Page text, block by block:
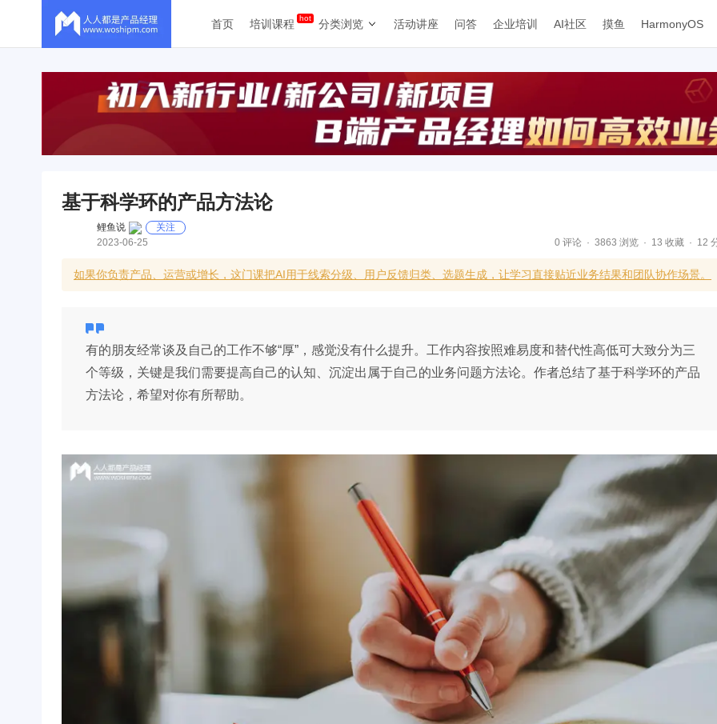
首页 培训课程 分类浏览 活动讲座 问答 企业培训 AI社区 摸鱼 HarmonyOS
基于科学环的产品方法论
鲤鱼说
关注
2023-06-25
0 评论 3863 浏览 13 收藏 12
如果你负责产品、运营或增长，这门课把AI用于线索分级、用户反馈归类、选题生成，让学习直接贴近业务结果和团队协作场景。
有的朋友经常谈及自己的工作不够“厚”，感觉没有什么提升。工作内容按照难易度和替代性高低可大致分为三
个等级，关键是我们需要提高自己的认知、沉淀出属于自己的业务问题方法论。作者总结了基于科学环的产品
方法论，希望对你有所帮助。